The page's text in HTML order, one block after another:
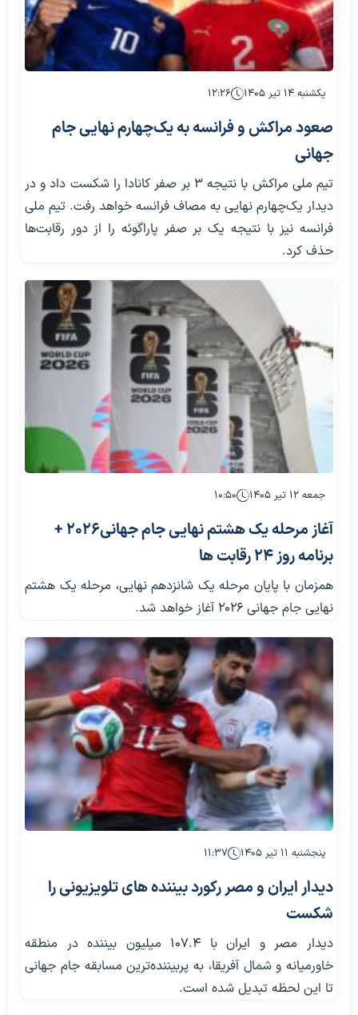
یکشنبه ۱۴ تیر ۱۴۰۵ ۱۲:۲۶
صعود مراکش و فرانسه به یک‌چهارم نهایی جام
جهانی
تیم ملی مراکش با نتیجه ۳ بر صفر کانادا را شکست داد و در
دیدار یک‌چهارم نهایی به مصاف فرانسه خواهد رفت. تیم ملی
فرانسه نیز با نتیجه یک بر صفر پاراگوئه را از دور رقابت‌ها
حذف کرد.
جمعه ۱۲ تیر ۱۴۰۵ ۱۰:۵۰
آغاز مرحله یک هشتم نهایی جام جهانی2026 +
برنامه روز 24 رقابت ها
همزمان با پایان مرحله یک شانزدهم نهایی، مرحله یک هشتم
نهایی جام جهانی 2026 آغاز خواهد شد.
پنجشنبه ۱۱ تیر ۱۴۰۵ ۱۱:۳۷
دیدار ایران و مصر رکورد بیننده های تلویزیونی را
شکست
دیدار مصر و ایران با ۱۰۷.۴ میلیون بیننده در منطقه
خاورمیانه و شمال آفریقا، به پربیننده‌ترین مسابقه جام جهانی
تا این لحظه تبدیل شده است.